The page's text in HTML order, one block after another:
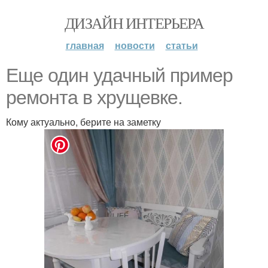
ДИЗАЙН ИНТЕРЬЕРА
главная новости статьи
Еще один удачный пример
ремонта в хрущевке.
Кому актуально, берите на заметку